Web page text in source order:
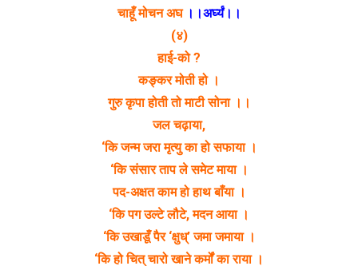
चाहूँ मोचन अघ ।।अर्घ्यं।।
(४)
हाई-को ?
कङ्कर मोती हो ।
गुरु कृपा होती तो माटी सोना ।।
जल चढ़ाया,
‘कि जन्म जरा मृत्यु का हो सफाया ।
‘कि संसार ताप ले समेट माया ।
पद-अक्षत काम हो हाथ बाँया ।
‘कि पग उल्टे लौटे, मदन आया ।
‘कि उखाडूँ पैर ‘क्षुध्’ जमा जमाया ।
‘कि हो चित् चारो खाने कर्मों का राया ।